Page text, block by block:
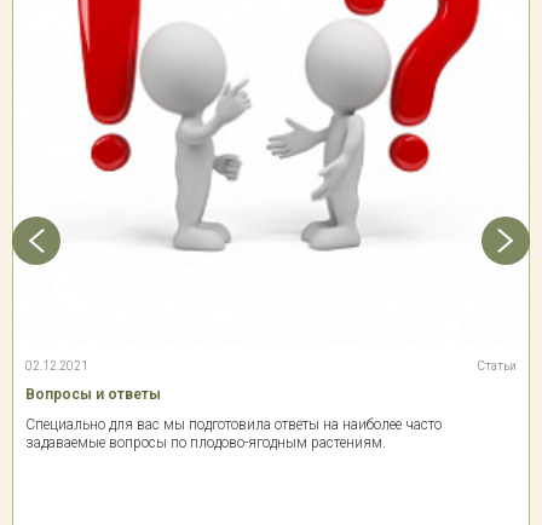
02.12.2021 Статьи
Вопросы и ответы
Специально для вас мы подготовила ответы на наиболее часто
задаваемые вопросы по плодово-ягодным растениям.